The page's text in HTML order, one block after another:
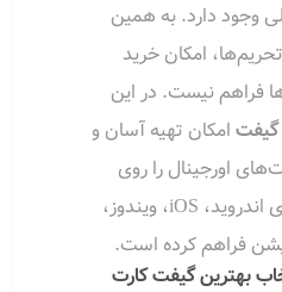
وجود دارد. به همین
امکان خرید
فراهم نیست. در این
گیفت امکان تهیه آسان و
اورجینال را روی
تمامی سیستم‌عامل‌های اندروید، iOS، ویندوز،
فراهم کرده است.
بهترین گیفت کارت